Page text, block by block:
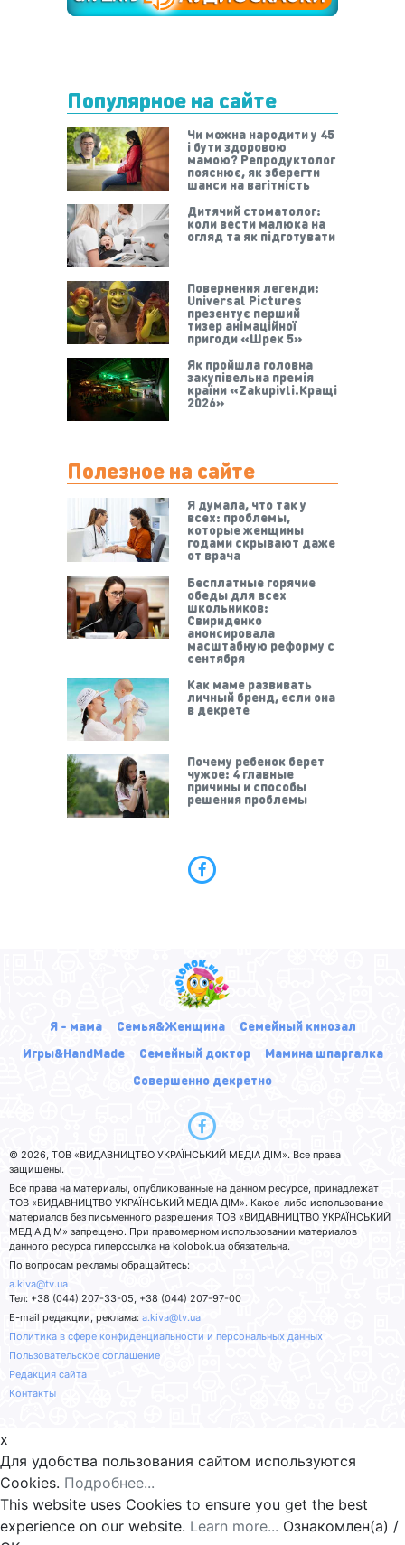
Популярное на сайте
Чи можна народити у 45
і бути здоровою
мамою? Репродуктолог
пояснює, як зберегти
шанси на вагітність
Дитячий стоматолог:
коли вести малюка на
огляд та як підготувати
Повернення легенди:
Universal Pictures
презентує перший
тизер анімаційної
пригоди «Шрек 5»
Як пройшла головна
закупівельна премія
країни «Zakupivli.Кращі
2026»
Полезное на сайте
Я думала, что так у
всех: проблемы,
которые женщины
годами скрывают даже
от врача
Бесплатные горячие
обеды для всех
школьников:
Свириденко
анонсировала
масштабную реформу с
сентября
Как маме развивать
личный бренд, если она
в декрете
Почему ребенок берет
чужое: 4 главные
причины и способы
решения проблемы
Я - мама Семья&Женщина
Семейный кинозал
Игры&HandMade
Семейный доктор
Мамина шпаргалка
Совершенно декретно
© 2026, ТОВ «ВИДАВНИЦТВО УКРАЇНСЬКИЙ МЕДІА ДІМ». Все права
защищены.
Все права на материалы, опубликованные на данном ресурсе, принадлежат
ТОВ «ВИДАВНИЦТВО УКРАЇНСЬКИЙ МЕДІА ДІМ». Какое-либо использование
материалов без письменного разрешения ТОВ «ВИДАВНИЦТВО УКРАЇНСЬКИЙ
МЕДІА ДІМ» запрещено. При правомерном использовании материалов
данного ресурса гиперссылка на kolobok.ua обязательна.
По вопросам рекламы обращайтесь:
a.kiva@tv.ua
Тел: +38 (044) 207-33-05, +38 (044) 207-97-00
E-mail редакции, реклама: a.kiva@tv.ua
Политика в сфере конфиденциальности и персональных данных
Пользовательское соглашение
Редакция сайта
Контакты
x
Для удобства пользования сайтом используются
Cookies. Подробнее...
This website uses Cookies to ensure you get the best
experience on our website. Learn more... Ознакомлен(а) /